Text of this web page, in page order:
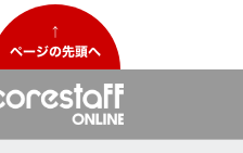
↑
ページの先頭へ